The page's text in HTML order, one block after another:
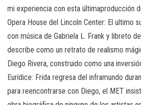
mi experiencia con esta últimaproducción
Opera House del Lincoln Center: El ultimo
con música de Gabriela L. Frank y libreto
describe como un retrato de realismo
Diego Rivera, construido como una
Eurídice: Frida regresa del inframundo
para reencontrarse con Diego, el MET